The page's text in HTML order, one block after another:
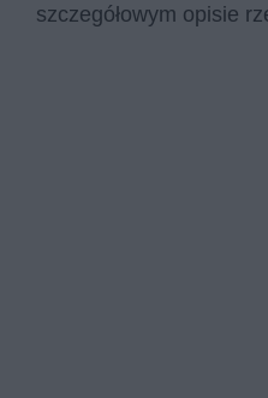
szczegółowym opisie